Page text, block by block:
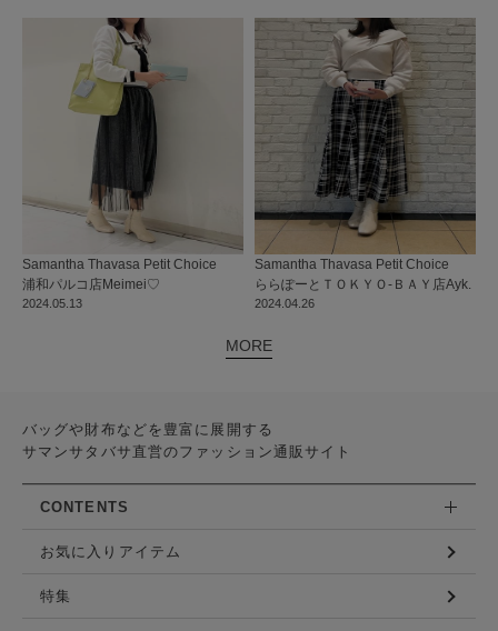
2024.05.13
Samantha Thavasa Petit Choice
浦和パルコ店Meimei♡
2024.04.26
Samantha Thavasa Petit Choice
ららぽーとＴＯＫＹＯ-ＢＡＹ店Ayk.
MORE
バッグや財布などを豊富に展開する
サマンサタバサ直営のファッション通販サイト
CONTENTS
お気に入りアイテム
特集